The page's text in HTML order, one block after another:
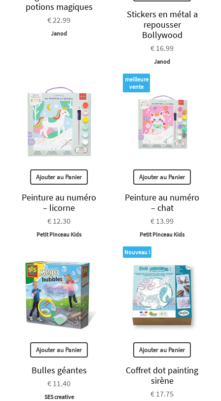
potions magiques
€ 22.99
Janod
Stickers en métal a
repousser
Bollywood
€ 16.99
Janod
Ajouter au Panier
Peinture au numéro
– licorne
€ 12.30
Petit Pinceau Kids
meilleure
vente
Ajouter au Panier
Peinture au numéro
– chat
€ 13.99
Petit Pinceau Kids
Ajouter au Panier
Bulles géantes
€ 11.40
SES creative
Nouveau !
Ajouter au Panier
Coffret dot painting
sirène
€ 17.75